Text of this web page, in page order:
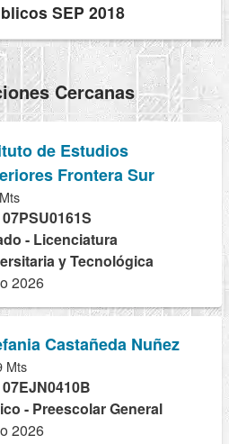
SEP 2018
Cercanas
de Estudios
Frontera Sur
- Licenciatura
y Tecnológica
2026
Castañeda Nuñez
Mts
- Preescolar General
2026